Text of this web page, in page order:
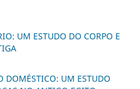
UM ESTUDO DO CORPO E
DOMÉSTICO: UM ESTUDO